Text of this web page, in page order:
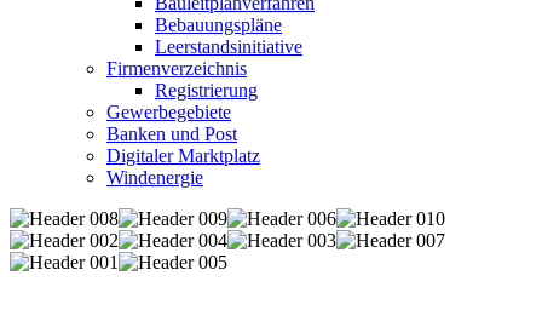
Bebauungspläne
Leerstandsinitiative
Firmenverzeichnis
Registrierung
Gewerbegebiete
Banken und Post
Digitaler Marktplatz
Windenergie